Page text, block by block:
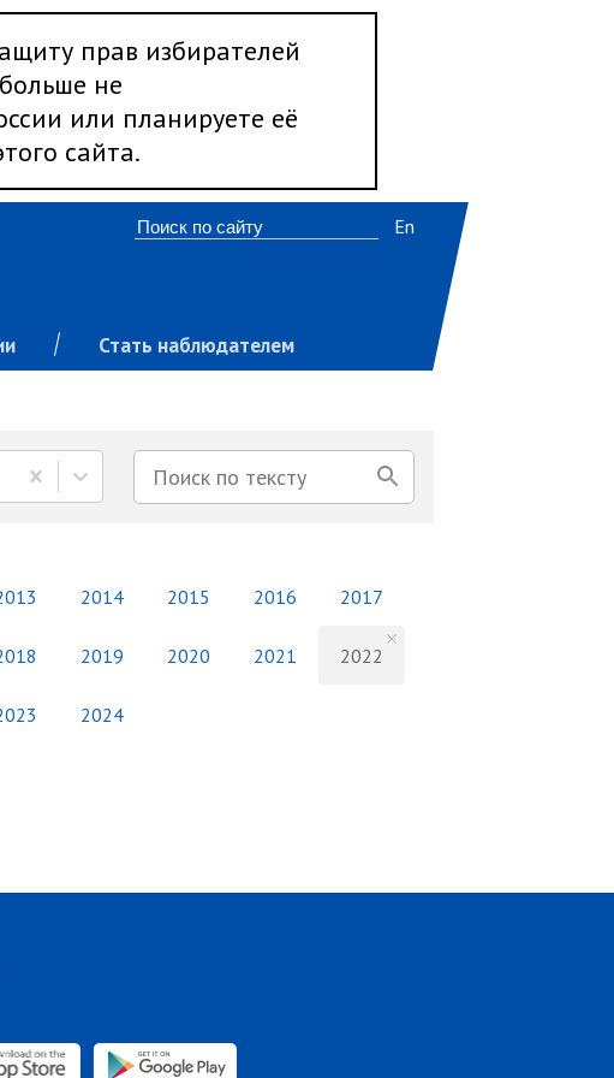
прав избирателей
не
или планируете её
сайта.
Стать наблюдателем
En
2014 2015 2016 2017
2019 2020 2021 2022
2024